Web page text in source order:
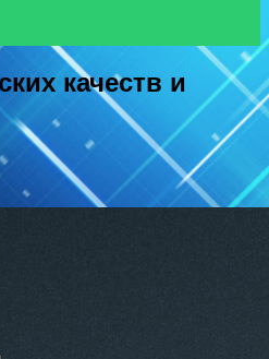
качеств и